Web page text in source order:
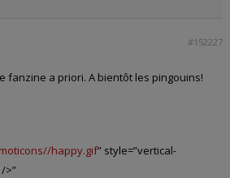
#152227
fanzine a priori. A bientôt les pingouins!
happy.gif” style=”vertical-
>”